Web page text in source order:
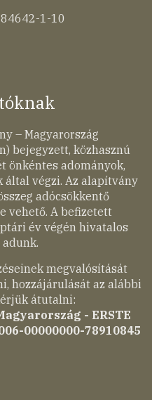
1-10
– Magyarország
bejegyzett, közhasznú
önkéntes adományok,
által végzi. Az alapítvány
adócsökkentő
vehető. A befizetett
év végén hivatalos
megvalósítását
hozzájárulását az alábbi
átutalni:
- ERSTE
00000000-78910845